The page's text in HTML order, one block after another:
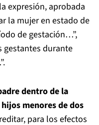
expresión, aprobada
la mujer en estado de
de gestación…”,
gestantes durante
dentro de la
menores de dos
para los efectos